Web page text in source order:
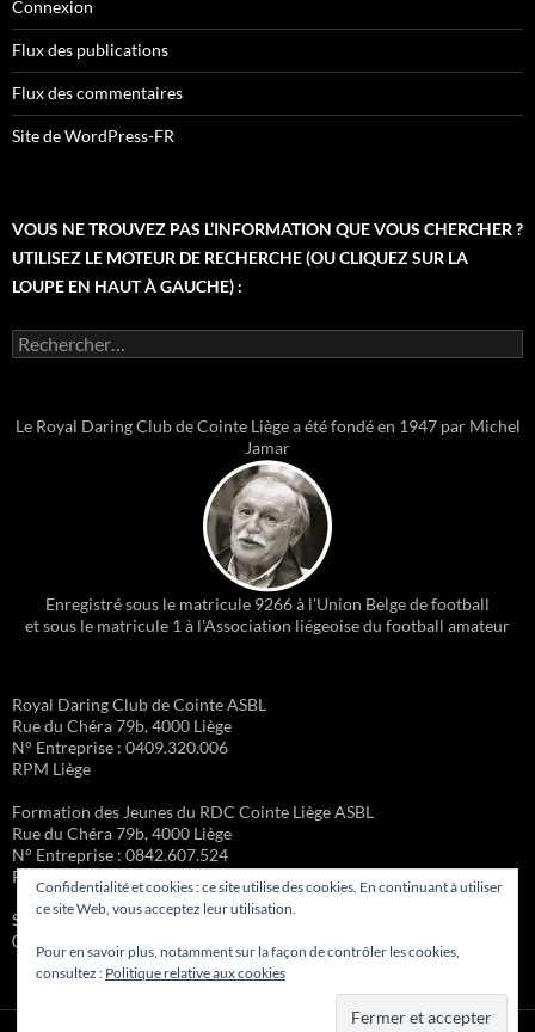
Connexion
Flux des publications
Flux des commentaires
Site de WordPress-FR
VOUS NE TROUVEZ PAS L’INFORMATION QUE VOUS CHERCHER ?
UTILISEZ LE MOTEUR DE RECHERCHE (OU CLIQUEZ SUR LA
LOUPE EN HAUT À GAUCHE) :
Rechercher :
Le Royal Daring Club de Cointe Liège a été fondé en 1947 par Michel
Jamar
Enregistré sous le matricule 9266 à l'Union Belge de football
et sous le matricule 1 à l'Association liégeoise du football amateur
Royal Daring Club de Cointe ASBL
Rue du Chéra 79b, 4000 Liège
N° Entreprise : 0409.320.006
RPM Liège
Formation des Jeunes du RDC Cointe Liège ASBL
Rue du Chéra 79b, 4000 Liège
N° Entreprise : 0842.607.524
RPM Liège
Site administré par la Formation des Jeunes – Michel Gueury :
0473/98.45.85
Confidentialité et cookies : ce site utilise des cookies. En continuant à utiliser
ce site Web, vous acceptez leur utilisation.
Pour en savoir plus, notamment sur la façon de contrôler les cookies,
consultez : Politique relative aux cookies